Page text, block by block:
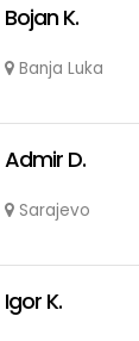
Bojan K.
Banja Luka
Admir D.
Sarajevo
Igor K.